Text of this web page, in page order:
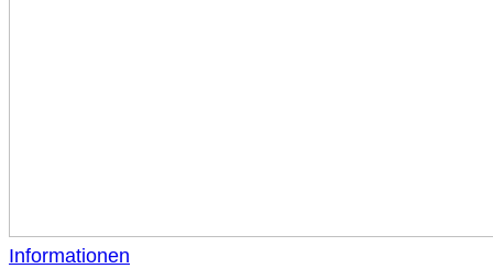
Informationen